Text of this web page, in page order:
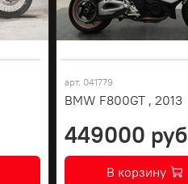
арт. 041779
BMW F800GT , 2013
449000 руб
В корзину